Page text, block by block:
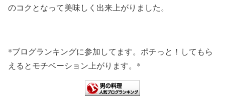
のコクとなって美味しく出来上がりました。
*ブログランキングに参加してます。ポチっと！してもら
えるとモチベーション上がります。*